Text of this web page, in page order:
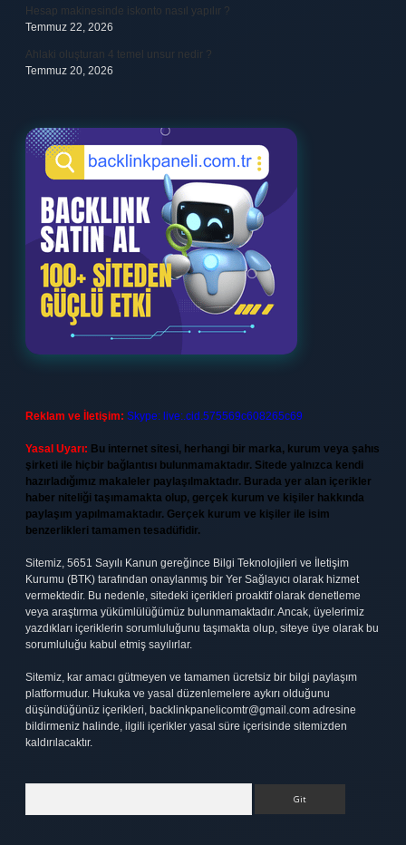
Hesap makinesinde iskonto nasıl yapılır ?
Temmuz 22, 2026
Ahlaki oluşturan 4 temel unsur nedir ?
Temmuz 20, 2026
Reklam ve İletişim: Skype: live:.cid.575569c608265c69
Yasal Uyarı: Bu internet sitesi, herhangi bir marka, kurum veya şahıs
şirketi ile hiçbir bağlantısı bulunmamaktadır. Sitede yalnızca kendi
hazırladığımız makaleler paylaşılmaktadır. Burada yer alan içerikler
haber niteliği taşımamakta olup, gerçek kurum ve kişiler hakkında
paylaşım yapılmamaktadır. Gerçek kurum ve kişiler ile isim
benzerlikleri tamamen tesadüfidir.
Sitemiz, 5651 Sayılı Kanun gereğince Bilgi Teknolojileri ve İletişim
Kurumu (BTK) tarafından onaylanmış bir Yer Sağlayıcı olarak hizmet
vermektedir. Bu nedenle, sitedeki içerikleri proaktif olarak denetleme
veya araştırma yükümlülüğümüz bulunmamaktadır. Ancak, üyelerimiz
yazdıkları içeriklerin sorumluluğunu taşımakta olup, siteye üye olarak bu
sorumluluğu kabul etmiş sayılırlar.
Sitemiz, kar amacı gütmeyen ve tamamen ücretsiz bir bilgi paylaşım
platformudur. Hukuka ve yasal düzenlemelere aykırı olduğunu
düşündüğünüz içerikleri, backlinkpanelicomtr@gmail.com adresine
bildirmeniz halinde, ilgili içerikler yasal süre içerisinde sitemizden
kaldırılacaktır.